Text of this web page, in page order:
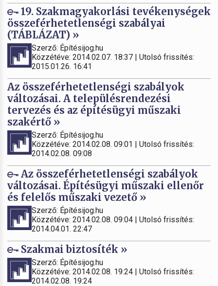
19. Szakmagyakorlási tevékenységek
összeférhetetlenségi szabályai
(TÁBLÁZAT) »
Szerző: Építésijog.hu
Közzétéve: 2014.02.07. 18:37 | Utolsó frissítés:
2015.01.26. 16:41
Az összeférhetetlenségi szabályok
változásai. A településrendezési
tervezés és az építésügyi műszaki
szakértő »
Szerző: Építésijog.hu
Közzétéve: 2014.02.08. 09:01 | Utolsó frissítés:
2014.02.08. 09:08
Az összeférhetetlenségi szabályok
változásai. Építésügyi műszaki ellenőr
és felelős műszaki vezető »
Szerző: Építésijog.hu
Közzétéve: 2014.02.08. 09:04 | Utolsó frissítés:
2014.04.01. 22:47
Szakmai biztosíték »
Szerző: Építésijog.hu
Közzétéve: 2014.02.08. 19:24 | Utolsó frissítés:
2014.02.08. 19:24